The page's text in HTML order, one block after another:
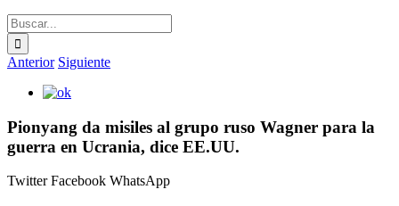
Buscar:
Anterior Siguiente
Ver
más
grande
Pionyang da misiles al grupo ruso Wagner para la
guerra en Ucrania, dice EE.UU.
TwitterFacebook WhatsApp